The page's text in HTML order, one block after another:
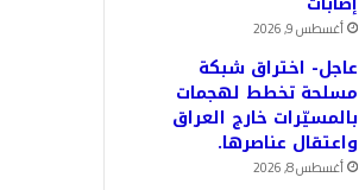
أغسطس 9, 2026
عاجل- اختراق شبكة
مسلحة تخطط لهجمات
بالمسيّرات خارج العراق
واعتقال عناصرها.
أغسطس 8, 2026